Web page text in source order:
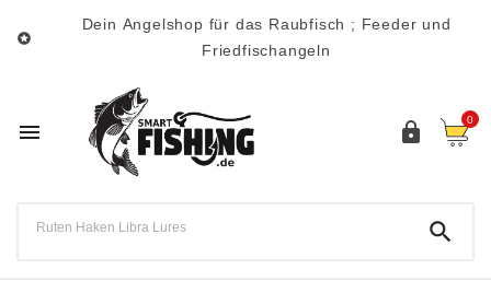

Dein Angelshop für das Raubfisch ; Feeder und
Friedfischangeln
  0
